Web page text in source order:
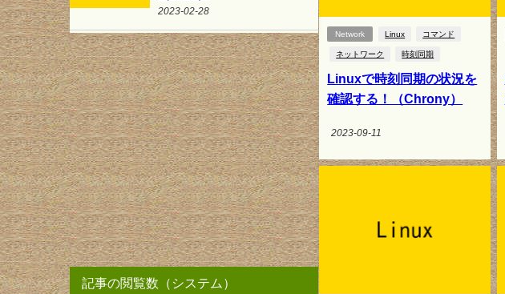
Network Linux コマンド
ネットワーク 時刻同期
Linuxで時刻同期の状況を
確認する！（Chrony）
2023-09-11
2023-02-28
記事の閲覧数（システム）